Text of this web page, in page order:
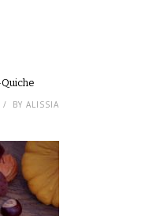
BY ALISSIA